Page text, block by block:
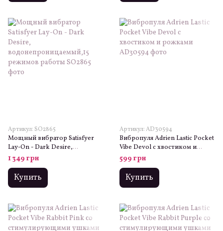
Артикул: SO2865
Мощный вибратор Satisfyer
Lay-On - Dark Desire,
водонепроницаемый,15
режимов работы
1 349 грн
Купить
Артикул: AD30594
Вибропуля Adrien Lastic Pocket
Vibe Devol с хвостиком и
рожками
599 грн
Купить